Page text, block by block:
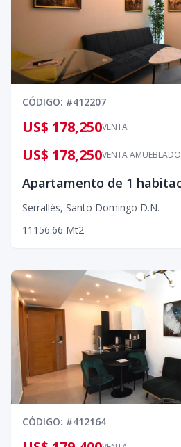
CÓDIGO: #412207
VENTA
US$ 178,250
VENTA AMUEBLADO
US$ 178,250
Serrallés, Santo Domingo D.N.
1 1 1 56.66 Mt2
CÓDIGO: #412164